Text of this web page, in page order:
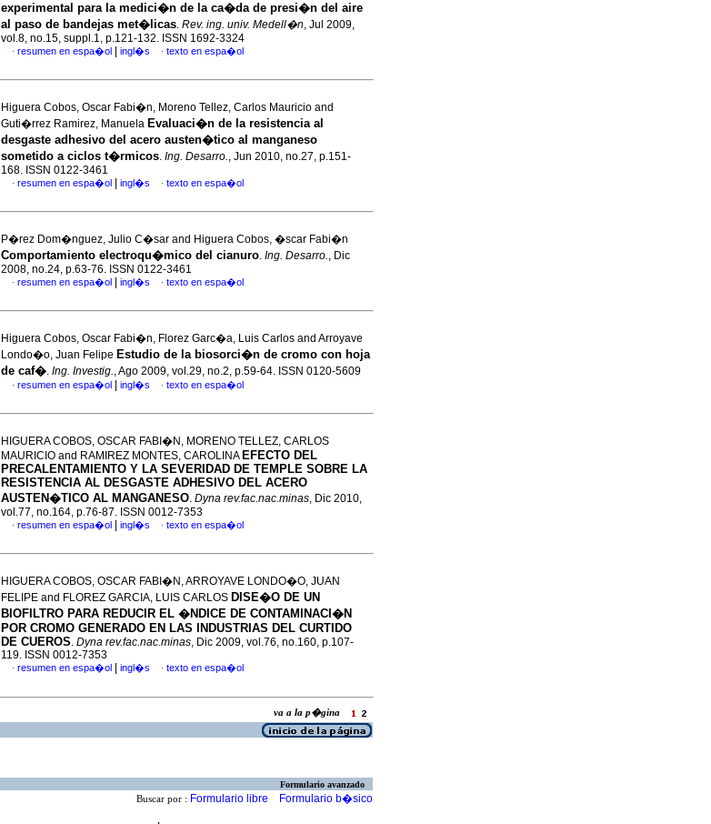
experimental para la medici�n de la ca�da de presi�n del aire
al paso de bandejas met�licas. Rev. ing. univ. Medell�n, Jul 2009,
vol.8, no.15, suppl.1, p.121-132. ISSN 1692-3324
· resumen en espa�ol ingl�s · texto en espa�ol
Higuera Cobos, Oscar Fabi�n, Moreno Tellez, Carlos Mauricio and
Guti�rrez Ramirez, Manuela Evaluaci�n de la resistencia al
desgaste adhesivo del acero austen�tico al manganeso
sometido a ciclos t�rmicos. Ing. Desarro., Jun 2010, no.27, p.151-
168. ISSN 0122-3461
· resumen en espa�ol ingl�s · texto en espa�ol
P�rez Dom�nguez, Julio C�sar and Higuera Cobos, �scar Fabi�n
Comportamiento electroqu�mico del cianuro. Ing. Desarro., Dic
2008, no.24, p.63-76. ISSN 0122-3461
· resumen en espa�ol ingl�s · texto en espa�ol
Higuera Cobos, Oscar Fabi�n, Florez Garc�a, Luis Carlos and Arroyave
Londo�o, Juan Felipe Estudio de la biosorci�n de cromo con hoja
de caf�. Ing. Investig., Ago 2009, vol.29, no.2, p.59-64. ISSN 0120-5609
· resumen en espa�ol ingl�s · texto en espa�ol
HIGUERA COBOS, OSCAR FABI�N, MORENO TELLEZ, CARLOS
MAURICIO and RAMIREZ MONTES, CAROLINA EFECTO DEL
PRECALENTAMIENTO Y LA SEVERIDAD DE TEMPLE SOBRE LA
RESISTENCIA AL DESGASTE ADHESIVO DEL ACERO
AUSTEN�TICO AL MANGANESO. Dyna rev.fac.nac.minas, Dic 2010,
vol.77, no.164, p.76-87. ISSN 0012-7353
· resumen en espa�ol ingl�s · texto en espa�ol
HIGUERA COBOS, OSCAR FABI�N, ARROYAVE LONDO�O, JUAN
FELIPE and FLOREZ GARCIA, LUIS CARLOS DISE�O DE UN
BIOFILTRO PARA REDUCIR EL �NDICE DE CONTAMINACI�N
POR CROMO GENERADO EN LAS INDUSTRIAS DEL CURTIDO
DE CUEROS. Dyna rev.fac.nac.minas, Dic 2009, vol.76, no.160, p.107-
119. ISSN 0012-7353
· resumen en espa�ol ingl�s · texto en espa�ol
va a la p�gina
Formulario avanzado
Buscar por : Formulario libre Formulario b�sico